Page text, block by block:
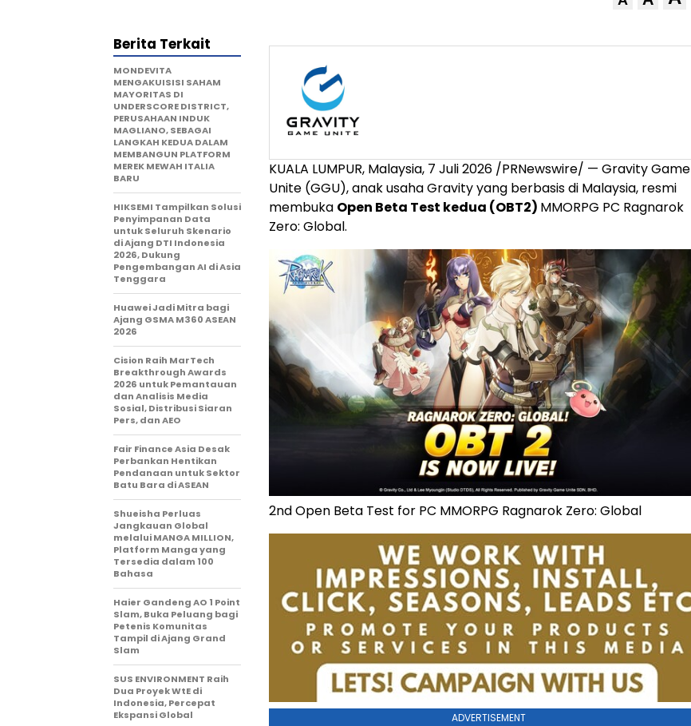
KUALA LUMPUR, Malaysia, 7 Juli 2026 /PRNewswire/ — Gravity Game
Unite (GGU), anak usaha Gravity yang berbasis di Malaysia, resmi
membuka Open Beta Test kedua (OBT2) MMORPG PC Ragnarok
Zero: Global.
2nd Open Beta Test for PC MMORPG Ragnarok Zero: Global
ADVERTISEMENT
Berita Terkait
MONDEVITA
MENGAKUISISI SAHAM
MAYORITAS DI
UNDERSCORE DISTRICT,
PERUSAHAAN INDUK
MAGLIANO, SEBAGAI
LANGKAH KEDUA DALAM
MEMBANGUN PLATFORM
MEREK MEWAH ITALIA
BARU
HIKSEMI Tampilkan Solusi
Penyimpanan Data
untuk Seluruh Skenario
di Ajang DTI Indonesia
2026, Dukung
Pengembangan AI di Asia
Tenggara
Huawei Jadi Mitra bagi
Ajang GSMA M360 ASEAN
2026
Cision Raih MarTech
Breakthrough Awards
2026 untuk Pemantauan
dan Analisis Media
Sosial, Distribusi Siaran
Pers, dan AEO
Fair Finance Asia Desak
Perbankan Hentikan
Pendanaan untuk Sektor
Batu Bara di ASEAN
Shueisha Perluas
Jangkauan Global
melalui MANGA MILLION,
Platform Manga yang
Tersedia dalam 100
Bahasa
Haier Gandeng AO 1 Point
Slam, Buka Peluang bagi
Petenis Komunitas
Tampil di Ajang Grand
Slam
SUS ENVIRONMENT Raih
Dua Proyek WtE di
Indonesia, Percepat
Ekspansi Global